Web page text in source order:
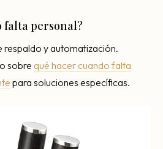
falta personal?
respaldo y automatización.
sobre qué hacer cuando falta
para soluciones específicas.